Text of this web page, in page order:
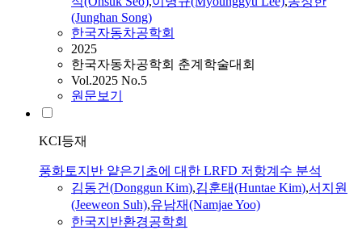
(Junghan Song)
한국자동차공학회
2025
한국자동차공학회 춘계학술대회
Vol.2025 No.5
원문보기
KCI등재
풍화토지반 얕은기초에 대한 LRFD 저항계수 분석
김동건(Donggun Kim),김훈태(Huntae Kim),서지원
(Jeeweon Suh),유남재(Namjae Yoo)
한국지반환경공학회